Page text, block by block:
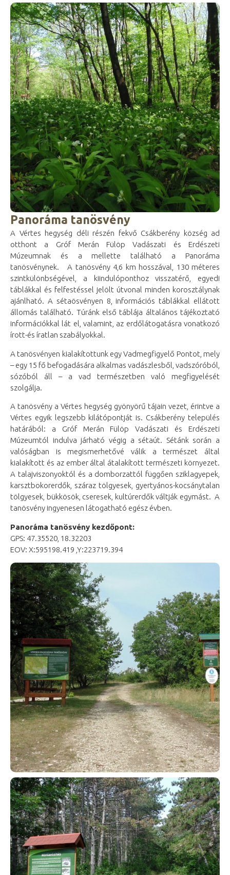
Panoráma tanösvény
A Vértes hegység déli részén fekvő Csákberény község ad
otthont a Gróf Merán Fülöp Vadászati és Erdészeti
Múzeumnak és a mellette található a Panoráma
tanösvénynek. A tanösvény 4,6 km hosszával, 130 méteres
szintkülönbségével, a kiindulóponthoz visszatérő, egyedi
táblákkal és felfestéssel jelölt útvonal minden korosztálynak
ajánlható. A sétaösvényen 8, információs táblákkal ellátott
állomás található. Túránk első táblája általános tájékoztató
információkkal lát el, valamint, az erdőlátogatásra vonatkozó
írott-és íratlan szabályokkal.
A tanösvényen kialakítottunk egy Vadmegfigyelő Pontot, mely
– egy 15 fő befogadására alkalmas vadászlesből, vadszóróból,
sózóból áll – a vad természetben való megfigyelését
szolgálja.
A tanösvény a Vértes hegység gyönyörű tájain vezet, érintve a
Vértes egyik legszebb kilátópontját is. Csákberény település
határából: a Gróf Merán Fülöp Vadászati és Erdészeti
Múzeumtól indulva járható végig a sétaút. Sétánk során a
valóságban is megismerhetővé válik a természet által
kialakított és az ember által átalakított természeti környezet.
A talajviszonyoktól és a domborzattól függően sziklagyepek,
karsztbokorerdők, száraz tölgyesek, gyertyános-kocsánytalan
tölgyesek, bükkösök, cseresek, kultúrerdők váltják egymást. A
tanösvény ingyenesen látogatható egész évben.
Panoráma tanösvény kezdőpont:
GPS: 47.35520, 18.32203
EOV: X:595198.419 ,Y:223719.394